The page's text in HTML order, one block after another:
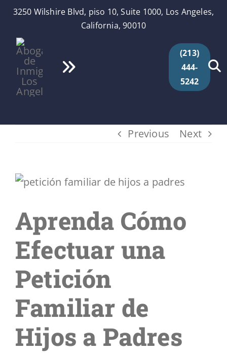
Skip
content
3250 Wilshire Blvd, piso 10, Suite 1000, Los Angeles,
California, 90010
Toggle
Inicio
Segmentos
Contáctenos
(213)
444-
5242
Previous Next
View
Image
Aprenda Cómo
Efectuar una
Petición
Familiar de
Hijos a Padres